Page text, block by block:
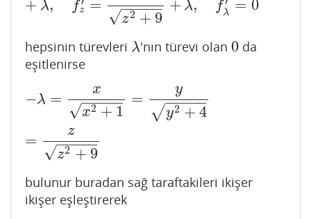
+ λ, fz =
z2 + 9
− −
−−−
√
+ λ, fλ = 0
hepsinin türevleri λ
λ'nın türevi olan 0
0 da
eşitlenirse
−λ =
x
x2 + 1
− −
−−−
√
=
y
y2 + 4
− −
−−−
√
=
z
z2 + 9
− −
−−−
√
−λ +1 +4
bulunur buradan sağ taraftakileri ikişer
ikişer eşleştirerek